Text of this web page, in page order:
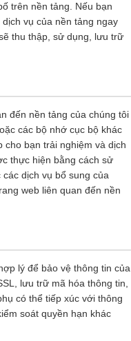
trên nền tảng. Nếu bạn
vụ của nền tảng ngay
thu thập, sử dụng, lưu trữ
đến nền tảng của chúng tôi
các bộ nhớ cục bộ khác
cho bạn trải nghiệm và dịch
thực hiện bằng cách sử
dịch vụ bổ sung của
web liên quan đến nền
lý để bảo vệ thông tin của
lưu trữ mã hóa thông tin,
có thể tiếp xúc với thông
soát quyền hạn khác